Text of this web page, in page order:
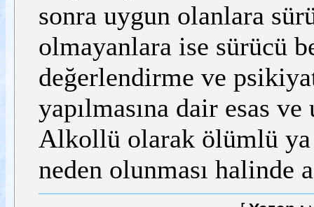
sonra uygun olanlara
olmayanlara ise sürücü
değerlendirme ve
yapılmasına dair esas
Alkollü olarak ölümlü ya
neden olunması halinde